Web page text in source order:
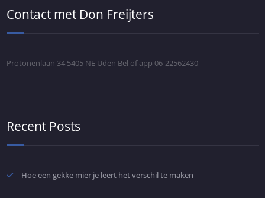
Contact met Don Freijters
Protonenlaan 34 5405 NE Uden Bel of app 06-22562430
Recent Posts
Hoe een gekke mier je leert het verschil te maken